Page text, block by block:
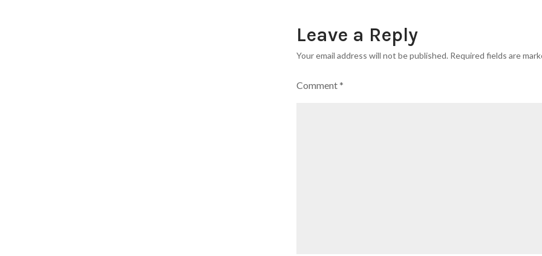
Leave a Reply
Your email address will not be published. Required fields are
Comment*